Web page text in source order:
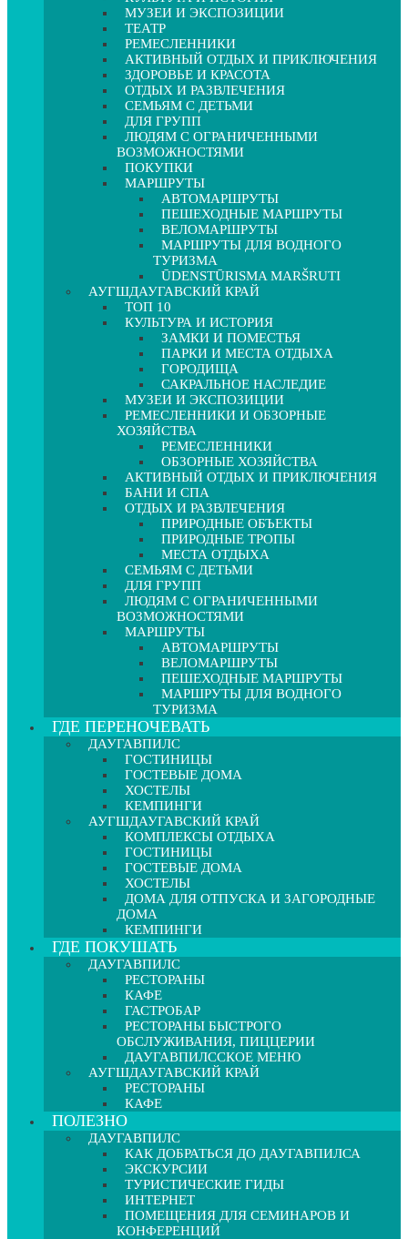
МУЗЕИ И ЭКСПОЗИЦИИ
ТЕАТР
РЕМЕСЛЕННИКИ
АКТИВНЫЙ ОТДЫХ И ПРИКЛЮЧЕНИЯ
ЗДОРОВЬЕ И КРАСОТА
ОТДЫХ И РАЗВЛЕЧЕНИЯ
СЕМЬЯМ С ДЕТЬМИ
ДЛЯ ГРУПП
ЛЮДЯМ С ОГРАНИЧЕННЫМИ
ВОЗМОЖНОСТЯМИ
ПОКУПКИ
МАРШРУТЫ
АВТОМАРШРУТЫ
ПЕШЕХОДНЫЕ МАРШРУТЫ
ВЕЛОМАРШРУТЫ
МАРШРУТЫ ДЛЯ ВОДНОГО
ТУРИЗМА
ŪDENSTŪRISMA MARŠRUTI
АУГШДАУГАВСКИЙ КРАЙ
ТОП 10
КУЛЬТУРА И ИСТОРИЯ
ЗАМКИ И ПОМЕСТЬЯ
ПАРКИ И МЕСТА ОТДЫХА
ГОРОДИЩА
САКРАЛЬНОЕ НАСЛЕДИЕ
МУЗЕИ И ЭКСПОЗИЦИИ
РЕМЕСЛЕННИКИ И ОБЗОРНЫЕ
ХОЗЯЙСТВА
РЕМЕСЛЕННИКИ
ОБЗОРНЫЕ ХОЗЯЙСТВА
АКТИВНЫЙ ОТДЫХ И ПРИКЛЮЧЕНИЯ
БАНИ И СПА
ОТДЫХ И РАЗВЛЕЧЕНИЯ
ПРИРОДНЫЕ ОБЪЕКТЫ
ПРИРОДНЫЕ ТРОПЫ
МЕСТА ОТДЫХА
СЕМЬЯМ С ДЕТЬМИ
ДЛЯ ГРУПП
ЛЮДЯМ С ОГРАНИЧЕННЫМИ
ВОЗМОЖНОСТЯМИ
МАРШРУТЫ
АВТОМАРШРУТЫ
ВЕЛОМАРШРУТЫ
ПЕШЕХОДНЫЕ МАРШРУТЫ
МАРШРУТЫ ДЛЯ ВОДНОГО
ТУРИЗМА
ГДЕ ПЕРЕНОЧЕВАТЬ
ДАУГАВПИЛС
ГОСТИНИЦЫ
ГОСТЕВЫЕ ДОМА
ХОСТЕЛЫ
КЕМПИНГИ
АУГШДАУГАВСКИЙ КРАЙ
КОМПЛЕКСЫ ОТДЫХА
ГОСТИНИЦЫ
ГОСТЕВЫЕ ДОМА
ХОСТЕЛЫ
ДОМА ДЛЯ ОТПУСКА И ЗАГОРОДНЫЕ
ДОМА
КЕМПИНГИ
ГДЕ ПОКУШАТЬ
ДАУГАВПИЛС
РЕСТОРАНЫ
КАФЕ
ГАСТРОБАР
РЕСТОРАНЫ БЫСТРОГО
ОБСЛУЖИВАНИЯ, ПИЦЦЕРИИ
ДАУГАВПИЛССКОЕ МЕНЮ
АУГШДАУГАВСКИЙ КРАЙ
РЕСТОРАНЫ
КАФЕ
ПОЛЕЗНО
ДАУГАВПИЛС
КАК ДОБРАТЬСЯ ДО ДАУГАВПИЛСА
ЭКСКУРСИИ
ТУРИСТИЧЕСКИЕ ГИДЫ
ИНТЕРНЕТ
ПОМЕЩЕНИЯ ДЛЯ СЕМИНАРОВ И
КОНФЕРЕНЦИЙ